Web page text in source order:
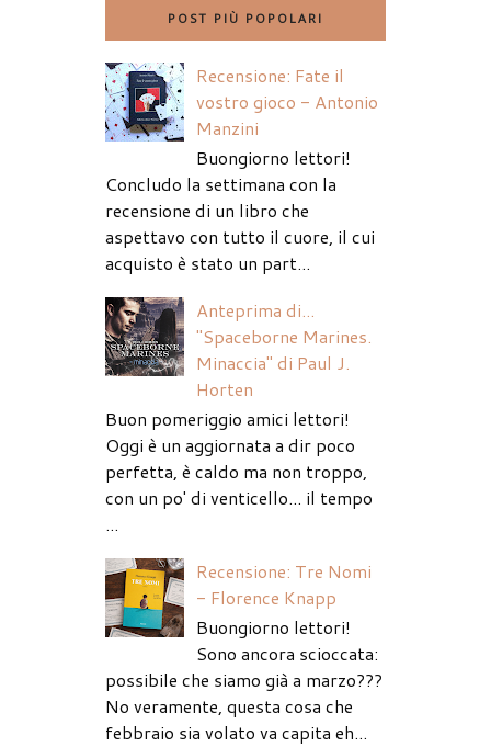
POST PIÙ POPOLARI
Recensione: Fate il
vostro gioco - Antonio
Manzini
Buongiorno lettori!
Concludo la settimana con la
recensione di un libro che
aspettavo con tutto il cuore, il cui
acquisto è stato un part...
Anteprima di...
"Spaceborne Marines.
Minaccia" di Paul J.
Horten
Buon pomeriggio amici lettori!
Oggi è un aggiornata a dir poco
perfetta, è caldo ma non troppo,
con un po' di venticello... il tempo
...
Recensione: Tre Nomi
- Florence Knapp
Buongiorno lettori!
Sono ancora scioccata:
possibile che siamo già a marzo???
No veramente, questa cosa che
febbraio sia volato va capita eh...